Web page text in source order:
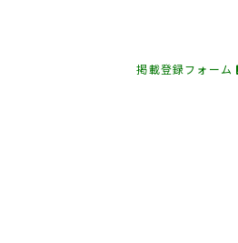
掲載登録フォーム